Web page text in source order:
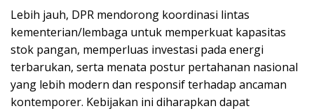
Lebih jauh, DPR mendorong koordinasi lintas
kementerian/lembaga untuk memperkuat kapasitas
stok pangan, memperluas investasi pada energi
terbarukan, serta menata postur pertahanan nasional
yang lebih modern dan responsif terhadap ancaman
kontemporer. Kebijakan ini diharapkan dapat